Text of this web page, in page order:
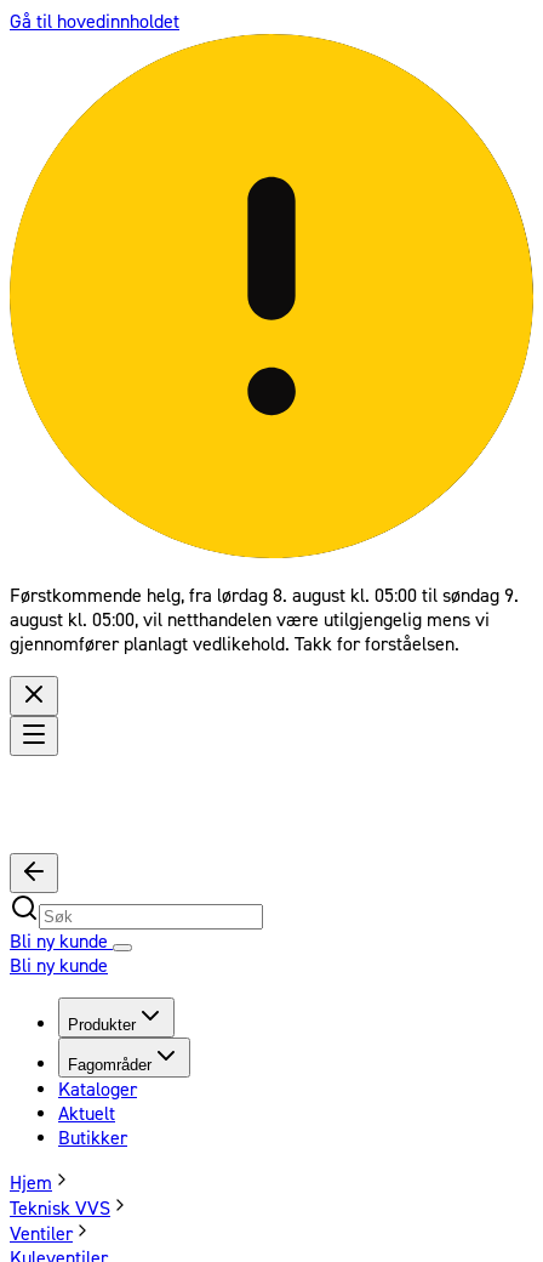
Gå til hovedinnholdet
Førstkommende helg, fra lørdag 8. august kl. 05:00 til søndag 9.
august kl. 05:00, vil netthandelen være utilgjengelig mens vi
gjennomfører planlagt vedlikehold. Takk for forståelsen.
Bli ny kunde
Bli ny kunde
Produkter
Fagområder
Kataloger
Aktuelt
Butikker
Hjem
Teknisk VVS
Ventiler